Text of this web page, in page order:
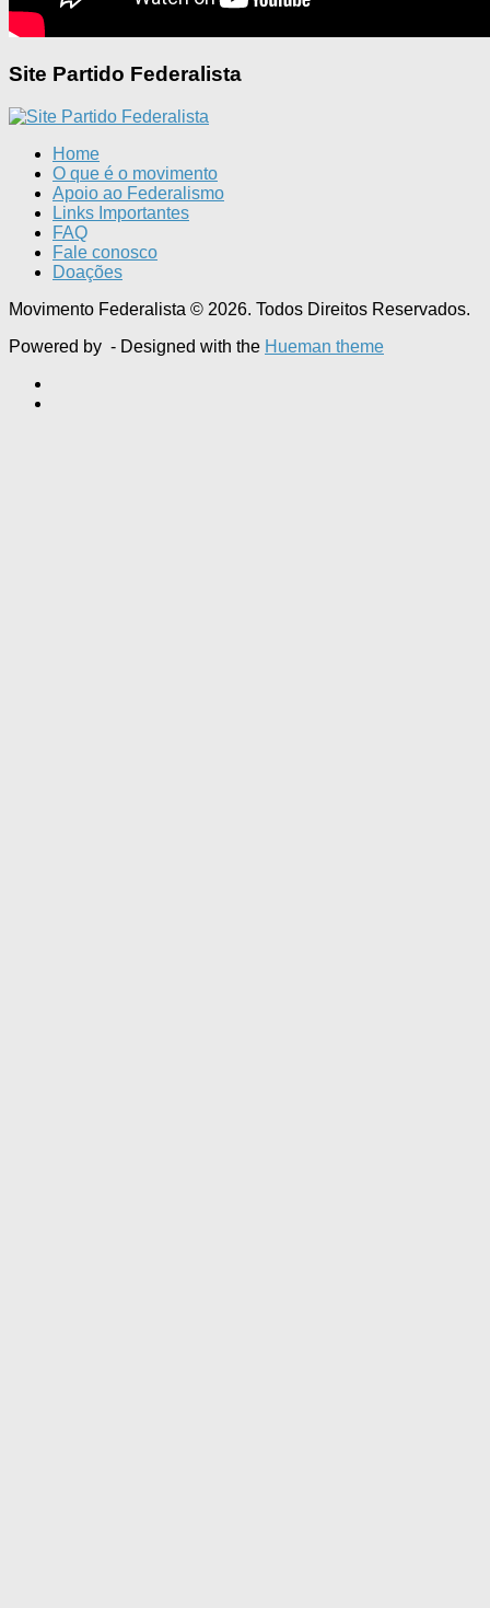
Site Partido Federalista
Home
O que é o movimento
Apoio ao Federalismo
Links Importantes
FAQ
Fale conosco
Doações
Movimento Federalista © 2026. Todos Direitos Reservados.
Powered by - Designed with the Hueman theme